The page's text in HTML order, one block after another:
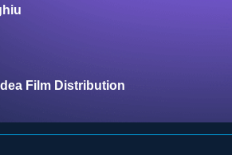
Film Distribution